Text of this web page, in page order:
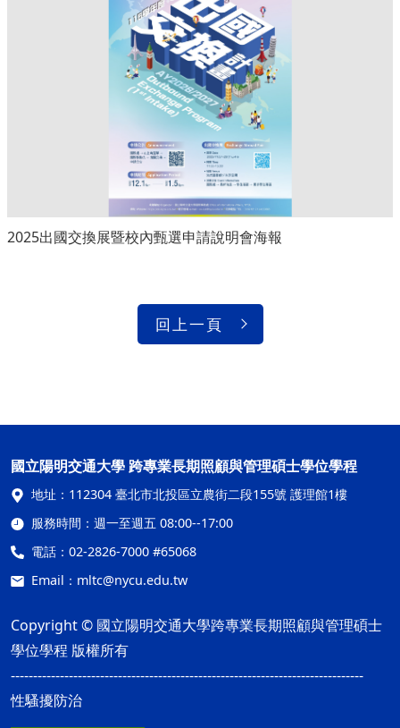
2025出國交換展暨校內甄選申請說明會海報
回上一頁
國立陽明交通大學 跨專業長期照顧與管理碩士學位學程
地址： 112304 臺北市北投區立農街二段155號 護理館1樓
服務時間： 週一至週五 08:00--17:00
電話： 02-2826-7000 #65068
Email： mltc@nycu.edu.tw
Copyright © 國立陽明交通大學跨專業長期照顧與管理碩士
學位學程 版權所有
-------------------------------------------------------------------------------
性騷擾防治